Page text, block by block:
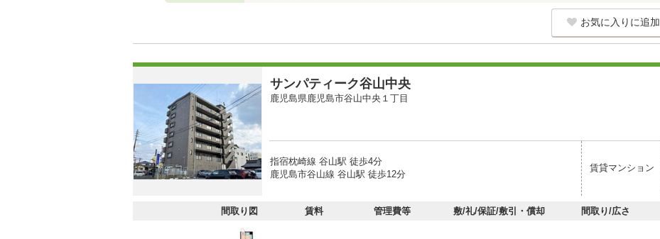
お気に入りに追加
サンパティーク谷山中央
鹿児島県鹿児島市谷山中央１丁目
指宿枕崎線 谷山駅 徒歩4分
鹿児島市谷山線 谷山駅 徒歩12分
賃貸マンション
間取り図 賃料 管理費等 敷/礼/保証/敷引・償却 間取り/広さ